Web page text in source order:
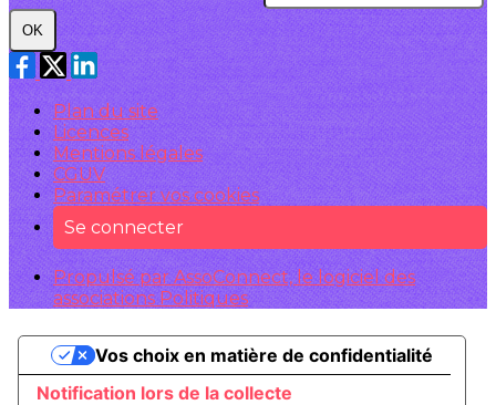
OK
Plan du site
Licences
Mentions légales
CGUV
Paramétrer vos cookies
Se connecter
Propulsé par AssoConnect, le logiciel des
associations Politiques
Notification lors de la collecte
Vos choix en matière de confidentialité